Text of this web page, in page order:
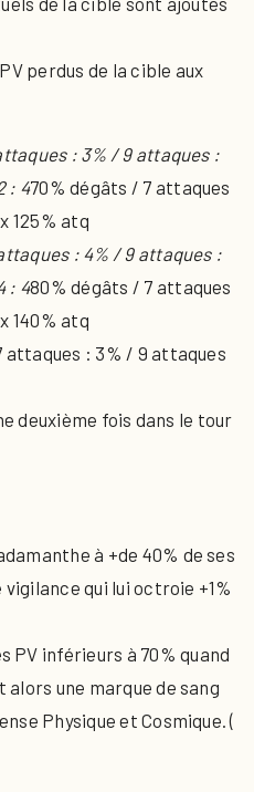
perdus de la cible aux
: 3% / 9 attaques :
: 470% dégâts / 7 attaques
125% atq
: 4% / 9 attaques :
: 480% dégâts / 7 attaques
140% atq
attaques : 3% / 9 attaques
deuxième fois dans le tour
à +de 40% de ses
vigilance qui lui octroie +1%
PV inférieurs à 70% quand
une marque de sang
Physique et Cosmique. (